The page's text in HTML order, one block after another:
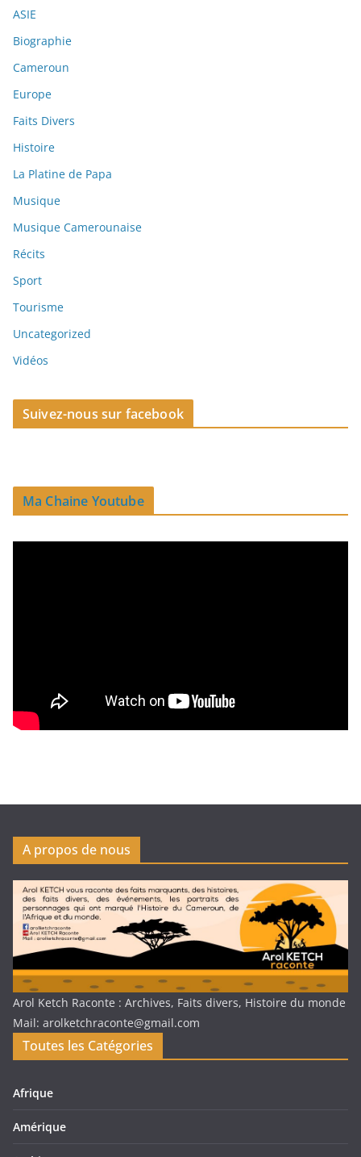
ASIE
Biographie
Cameroun
Europe
Faits Divers
Histoire
La Platine de Papa
Musique
Musique Camerounaise
Récits
Sport
Tourisme
Uncategorized
Vidéos
Suivez-nous sur facebook
Ma Chaine Youtube
A propos de nous
Arol Ketch Raconte : Archives, Faits divers, Histoire du monde
Mail: arolketchraconte@gmail.com
Toutes les Catégories
Afrique
Amérique